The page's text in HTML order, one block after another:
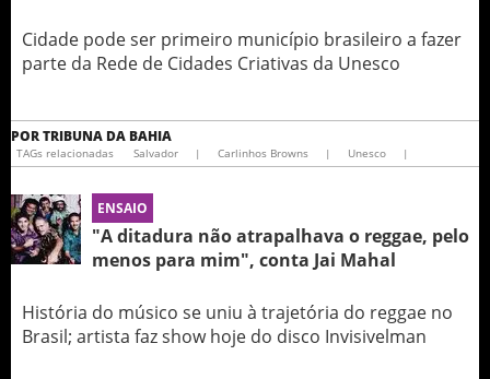
Cidade pode ser primeiro município brasileiro a fazer
parte da Rede de Cidades Criativas da Unesco
PORTRIBUNA DA BAHIA
TAGs relacionadas Salvador | Carlinhos Browns | Unesco |
ENSAIO
"A ditadura não atrapalhava o reggae, pelo
menos para mim", conta Jai Mahal
História do músico se uniu à trajetória do reggae no
Brasil; artista faz show hoje do disco Invisivelman